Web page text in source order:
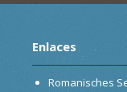
Enlaces
Romanisches